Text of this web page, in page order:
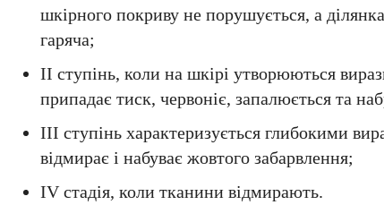
шкірного покриву не порушується, а
гаряча;
II ступінь, коли на шкірі утворюються
припадає тиск, червоніє, запалюється та
III ступінь характеризується глибокими
відмирає і набуває жовтого забарвлення;
IV стадія, коли тканини відмирають.